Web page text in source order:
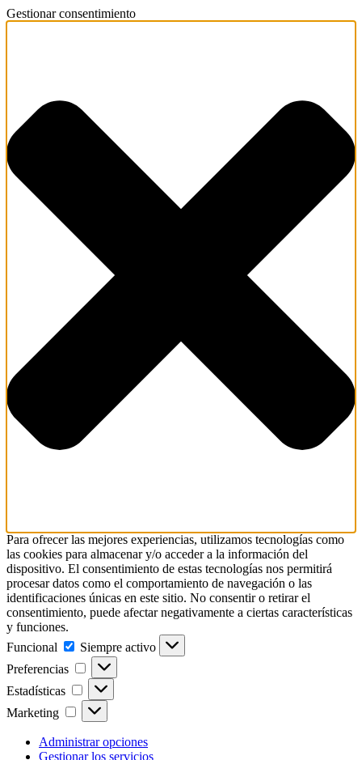
Gestionar consentimiento
Para ofrecer las mejores experiencias, utilizamos tecnologías como
las cookies para almacenar y/o acceder a la información del
dispositivo. El consentimiento de estas tecnologías nos permitirá
procesar datos como el comportamiento de navegación o las
identificaciones únicas en este sitio. No consentir o retirar el
consentimiento, puede afectar negativamente a ciertas características
y funciones.
Funcional
Funcional
Siempre activo
Preferencias
Preferencias
Estadísticas Estadísticas
Marketing Marketing
Administrar opciones
Gestionar los servicios